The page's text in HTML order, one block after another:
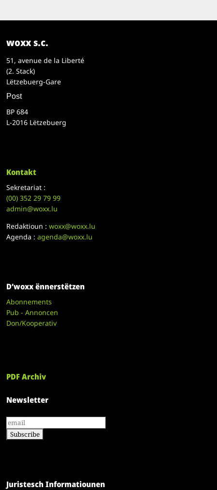
woxx s.c.
51, avenue de la Liberté
(2. Stack)
Lëtzebuerg-Gare
Post
BP 684
L-2016 Lëtzebuerg
Kontakt
Sekretariat :
(00)352 29 79 99
admin@woxx.lu
Redaktioun :woxx@woxx.lu
Agenda :agenda@woxx.lu
D’woxx ënnerstëtzen
Abonnements
Pub - Annoncen
Don/Kooperativ
PDF Archiv
Newsletter
Juristesch Informatiounen